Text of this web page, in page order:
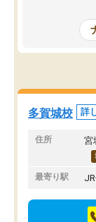
教室は少し狭
など生徒さん
ないかな？と
また駅前にあ
すが駐車場が
隣のコインパ
上駐車をする
多賀城校 詳
住所 宮
最寄り駅